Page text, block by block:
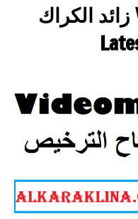
Videomass 6.1.20 زائد الكراك